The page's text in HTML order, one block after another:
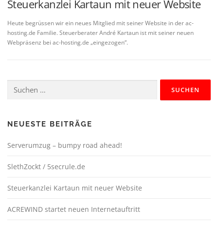
Steuerkanzlei Kartaun mit neuer Website
Heute begrüssen wir ein neues Mitglied mit seiner Website in der ac-
hosting.de Familie. Steuerberater André Kartaun ist mit seiner neuen
Webpräsenz bei ac-hosting.de „eingezogen“.
nach:
NEUESTE BEITRÄGE
Serverumzug – bumpy road ahead!
SlethZockt / 5secrule.de
Steuerkanzlei Kartaun mit neuer Website
ACREWIND startet neuen Internetauftritt